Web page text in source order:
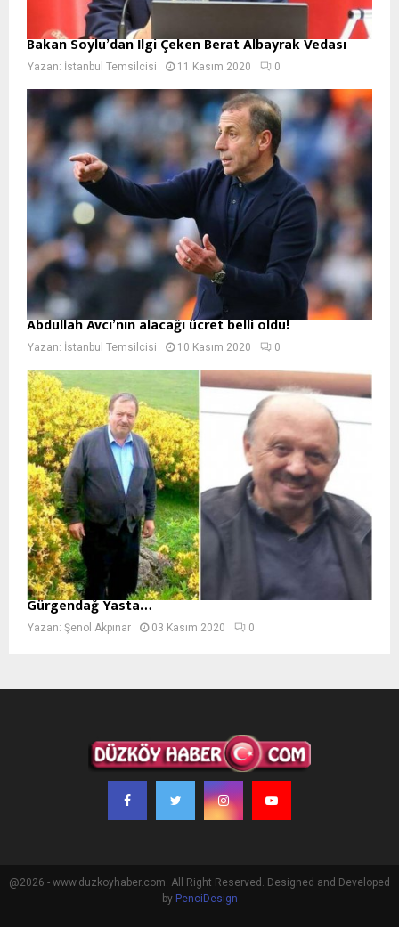
Bakan Soylu’dan İlgi Çeken Berat Albayrak Vedası
Yazan: İstanbul Temsilcisi 11 Kasım 2020 0
Abdullah Avcı’nın alacağı ücret belli oldu!
Yazan: İstanbul Temsilcisi 10 Kasım 2020 0
Gürgendağ Yasta…
Yazan: Şenol Akpınar 03 Kasım 2020 0
@2026 - www.duzkoyhaber.com. All Right Reserved. Designed and Developed
by PenciDesign